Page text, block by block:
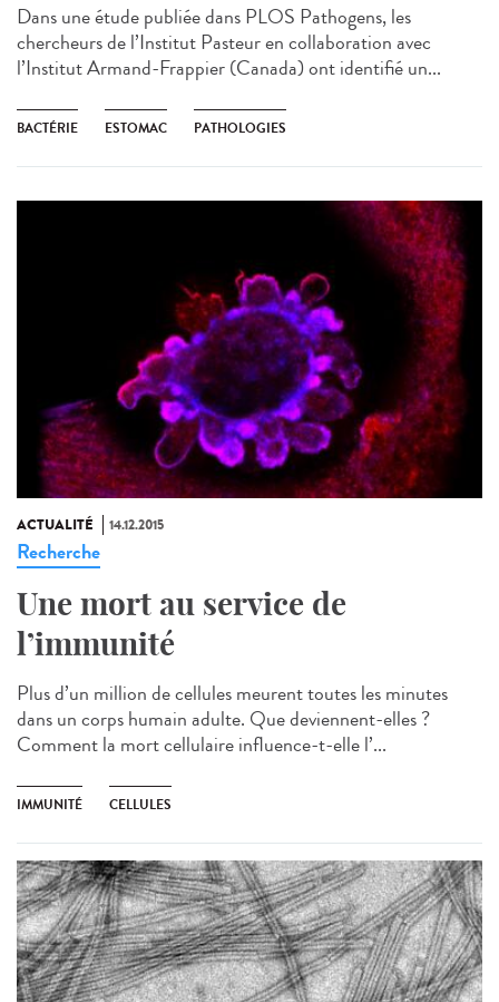
Dans une étude publiée dans PLOS Pathogens, les
chercheurs de l’Institut Pasteur en collaboration avec
l’Institut Armand-Frappier (Canada) ont identifié un...
BACTÉRIE ESTOMAC PATHOLOGIES
ACTUALITÉ 14.12.2015
Recherche
Une mort au service de
l’immunité
Plus d’un million de cellules meurent toutes les minutes
dans un corps humain adulte. Que deviennent-elles ?
Comment la mort cellulaire influence-t-elle l’...
IMMUNITÉ CELLULES